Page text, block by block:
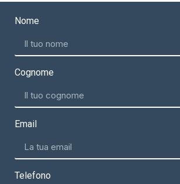
Nome
Cognome
Email
Telefono